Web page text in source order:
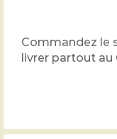
Commandez le
livrer partout au